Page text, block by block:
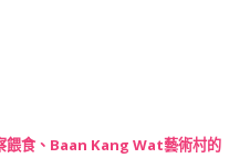
餵食、Baan Kang Wat藝術村的